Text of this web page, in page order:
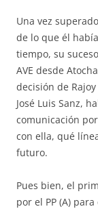
Una vez
de lo que él
tiempo, su
AVE desde
decisión de
José Luis Sanz,
comunicación
con ella, qué
futuro.
Pues bien, el
por el PP (A)